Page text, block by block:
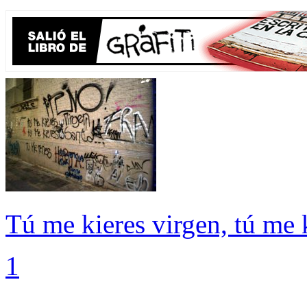
Tú me kieres virgen, tú me
1